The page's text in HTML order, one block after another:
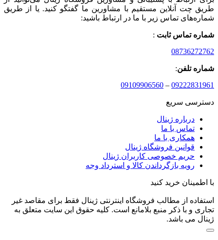
طریق چت آنلاین مستقیم با مشاورین ما گفتگو کنید. یا از طریق
شماره‌های تماس زیر با ما در ارتباط باشید:
شماره تماس ثابت :
08736272762
شماره تلفن:
09222831961
–
09109906560
دسترسی سریع
درباره ژینال
تماس با ما
همکاری با ما
قوانین فروشگاه ژینال
حریم خصوصی کاربران ژینال
رویه بازگرداندن کالا و استرداد وجه
با اطمینان خرید کنید
استفاده از مطالب فروشگاه اینترنتی ژینال فقط برای مقاصد غیر
تجاری و با ذکر منبع بلامانع است. کلیه حقوق این سایت متعلق به
ژینال می باشد.